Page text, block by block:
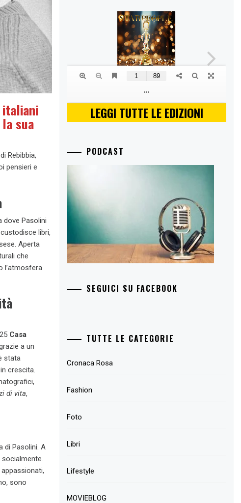
sua
Rebibbia,
pensieri e
dove Pasolini
libri,
Aperta
che
l’atmosfera
Casa
a un
stata
crescita.
di vita,
di Pasolini. A
sono
LEGGI TUTTE LE EDIZIONI
PODCAST
SEGUICI SU FACEBOOK
TUTTE LE CATEGORIE
Cronaca Rosa
Fashion
Foto
Libri
Lifestyle
MOVIEBLOG